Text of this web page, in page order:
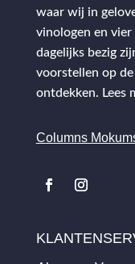
waar wij in
vinologen en
dagelijks bezig
voorstellen op
ontdekken. Lees
Columns